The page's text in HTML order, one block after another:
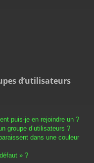
d’utilisateurs
puis-je en rejoindre un ?
groupe d’utilisateurs ?
dans une couleur
» ?